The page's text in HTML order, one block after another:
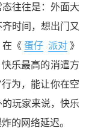
往往是：外面大
时间，想出门又
《 蛋仔 派对 》
乐最高的消遣方
为，能让你在空
玩家来说，快乐
的网络延迟。